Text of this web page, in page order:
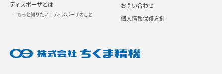
ディスポーザとは
もっと知りたい！ディスポーザのこと
お問い合わせ
個人情報保護方針